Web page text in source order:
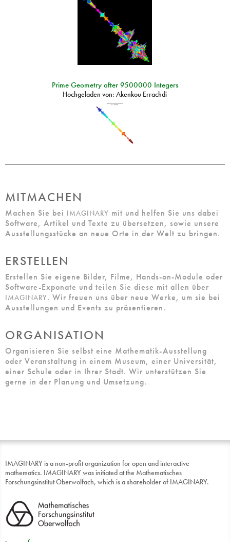
Prime Geometry after 9500000 Integers
Hochgeladen von: Akenkou Errachdi
MITMACHEN
Machen Sie bei IMAGINARY mit und helfen Sie uns dabei
Software, Artikel und Texte zu übersetzen, sowie unsere
Ausstellungsstücke an neue Orte in der Welt zu bringen.
ERSTELLEN
Erstellen Sie eigene Bilder, Filme, Hands-on-Module oder
Software-Exponate und teilen Sie diese mit allen über
IMAGINARY. Wir freuen uns über neue Werke, um sie bei
Ausstellungen und Events zu präsentieren.
ORGANISATION
Organisieren Sie selbst eine Mathematik-Ausstellung
oder Veranstaltung in einem Museum, einer Universität,
einer Schule oder in Ihrer Stadt. Wir unterstützen Sie
gerne in der Planung und Umsetzung.
IMAGINARY is a non-profit organization for open and interactive
mathematics. IMAGINARY was initiated at the Mathematisches
Forschungsinstitut Oberwolfach, which is a shareholder of IMAGINARY.